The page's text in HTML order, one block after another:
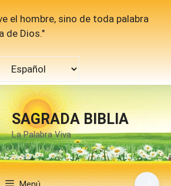
el hombre, sino de toda palabra
de Dios."
idioma
SAGRADA BIBLIA
La Palabra Viva